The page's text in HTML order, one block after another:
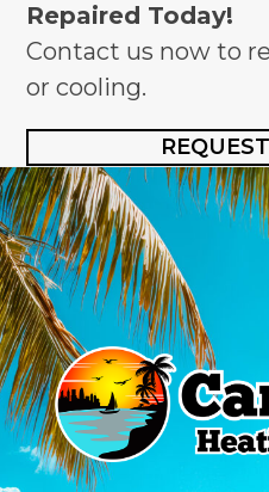
Repaired Today!
Contact us now to
or cooling.